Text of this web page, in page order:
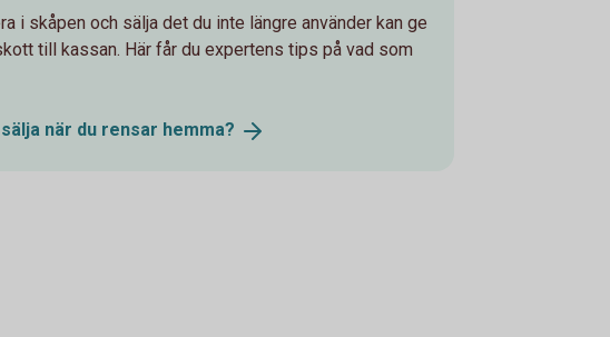
i skåpen och sälja det du inte längre använder kan ge
till kassan. Här får du expertens tips på vad som
när du rensar hemma?